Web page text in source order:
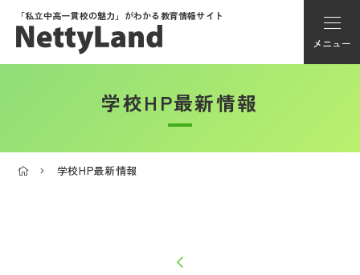
「私立中高一貫校の魅力」がわかる教育情報サイト
メニュー
アカウント登録
学校HP最新情報
学校HP最新情報